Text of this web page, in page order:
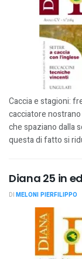
Caccia e stagioni:
cacciatore
che spaziano dalla
questa di fatto si
Diana 25 in
DI MELONI PIERFILIPPO